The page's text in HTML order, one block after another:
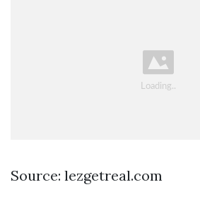
Source: lezgetreal.com